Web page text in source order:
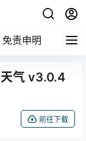
免责申明
气 v3.0.4
前往下载